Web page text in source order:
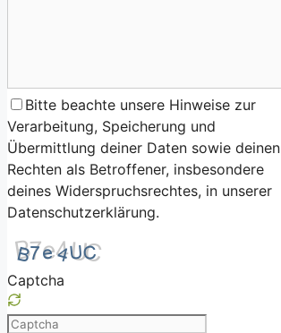
Bitte beachte unsere Hinweise zur
Verarbeitung, Speicherung und
Übermittlung deiner Daten sowie deinen
Rechten als Betroffener, insbesondere
deines Widerspruchsrechtes, in unserer
Datenschutzerklärung.
Captcha
Please